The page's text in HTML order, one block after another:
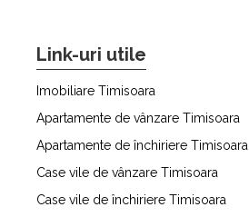
Link-uri utile
Imobiliare Timisoara
Apartamente de vânzare Timisoara
Apartamente de închiriere Timisoara
Case vile de vânzare Timisoara
Case vile de închiriere Timisoara